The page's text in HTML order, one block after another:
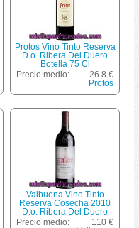
Protos Vino Tinto Reserva
D.o. Ribera Del Duero
Botella 75 Cl
Precio medio:
26.8 €
Protos
Valbuena Vino Tinto
Reserva Cosecha 2010
D.o. Ribera Del Duero
Botella 75 Cl
Precio medio:
110 €